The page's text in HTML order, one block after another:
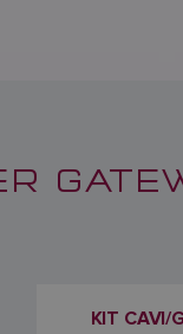
KIT CAVI/